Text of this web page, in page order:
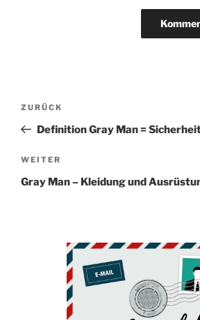
Beitragsnavigation
Vorheriger
Beitrag
ZURÜCK
Definition Gray Man =
Nächster
Beitrag
WEITER
Gray Man – Kleidung und